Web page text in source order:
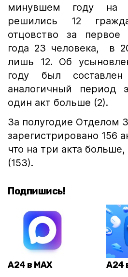
минувшем году на
решились 12
отцовство за первое
года 23 человека, в
лишь 12. Об
году был
аналогичный период
один акт больше (2).
За полугодие Отделом
зарегистрировано 156
что на три акта
(153).
Подпишись!
А24 в MAX А24